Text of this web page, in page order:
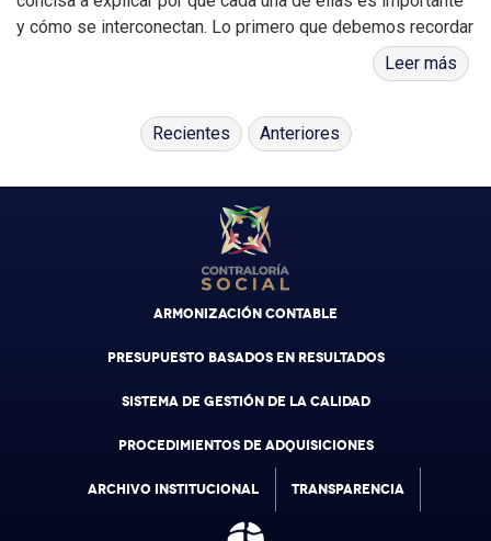
y cómo se interconectan. Lo primero que debemos recordar
Leer más
Recientes Anteriores
ARMONIZACIÓN CONTABLE
PRESUPUESTO BASADOS EN RESULTADOS
SISTEMA DE GESTIÓN DE LA CALIDAD
PROCEDIMIENTOS DE ADQUISICIONES
ARCHIVO INSTITUCIONAL TRANSPARENCIA